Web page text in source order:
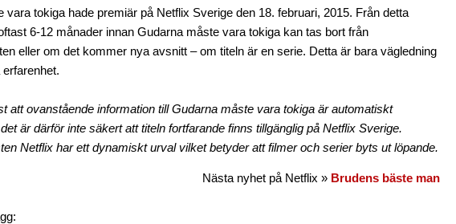
vara tokiga hade premiär på Netflix Sverige den 18. februari, 2015. Från detta
6-12 månader innan Gudarna måste vara tokiga kan tas bort från
eller om det kommer nya avsnitt – om titeln är en serie. Detta är bara vägledning
att ovanstående information till Gudarna måste vara tokiga är automatiskt
är därför inte säkert att titeln fortfarande finns tillgänglig på Netflix Sverige.
Netflix har ett dynamiskt urval vilket betyder att filmer och serier byts ut löpande.
Nästa nyhet på Netflix » Brudens bäste man